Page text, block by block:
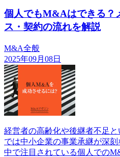
個人でもM&Aはできる？
ス・契約の流れを解説
M&A全般
2025年09月08日
経営者の高齢化や後継者不足
では中小企業の事業承継が深
中で注目されている個人での